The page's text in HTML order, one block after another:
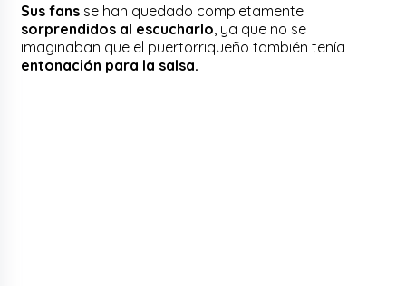
Sus fans se han quedado completamente
sorprendidos al escucharlo , ya que no se
imaginaban que el puertorriqueño también tenía
entonación para la salsa.